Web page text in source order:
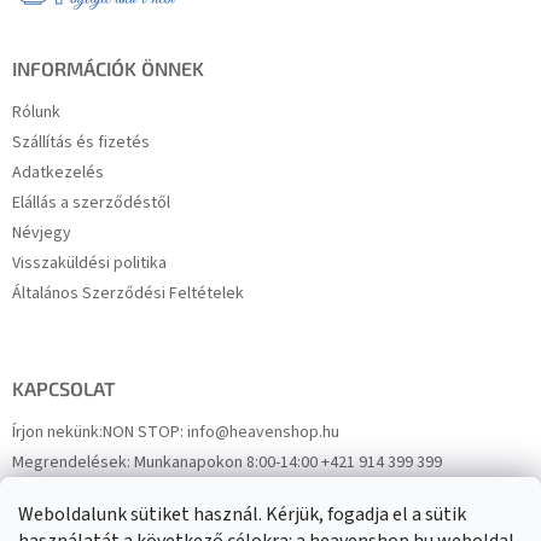
Weboldalunk sütiket használ. Kérjük, fogadja el a sütik
INFORMÁCIÓK ÖNNEK
Rólunk
Szállítás és fizetés
Adatkezelés
Elállás a szerződéstől
Névjegy
Visszaküldési politika
Általános Szerződési Feltételek
KAPCSOLAT
Írjon nekünk:NON STOP: info@heavenshop.hu
Megrendelések:Munkanapokon 8:00-14:00 +421 914 399 399
FacebookHeavenShop.sk